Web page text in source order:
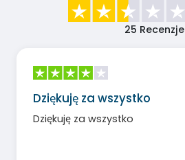
25 Recenzje
Dziękuję za wszystko
Dziękuję za wszystko